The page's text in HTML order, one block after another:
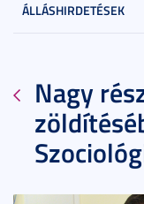
ÁLLÁSHIRDETÉSEK
Nagy